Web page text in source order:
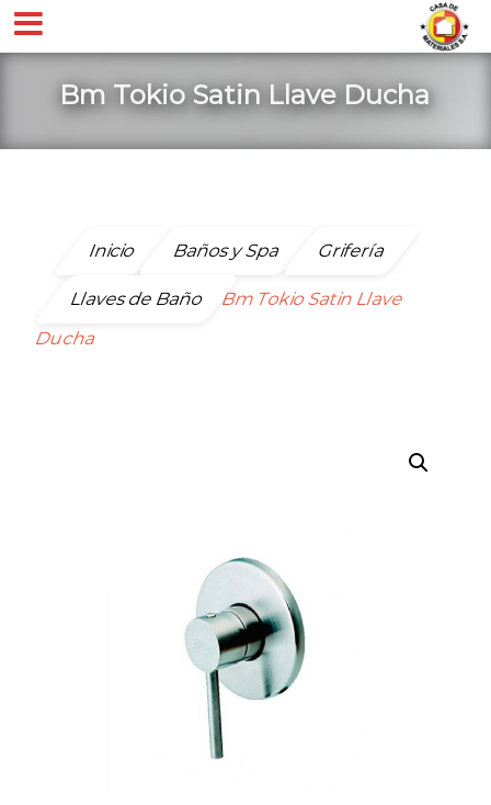
Bm Tokio Satin Llave Ducha
Inicio Baños y Spa Grifería
Llaves de Baño
Bm Tokio Satin Llave
Ducha